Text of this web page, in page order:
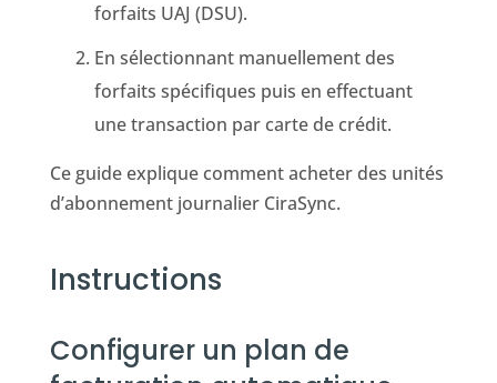
forfaits UAJ (DSU).
En sélectionnant manuellement des
forfaits spécifiques puis en effectuant
une transaction par carte de crédit.
Ce guide explique comment acheter des unités
d’abonnement journalier CiraSync.
Instructions
Configurer un plan de